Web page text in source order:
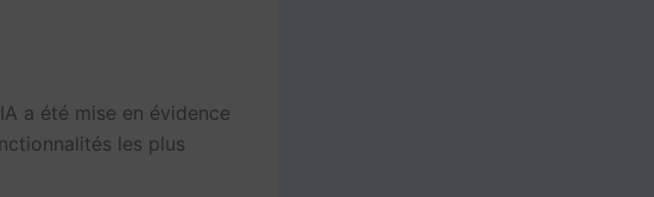
a été mise en évidence
les plus